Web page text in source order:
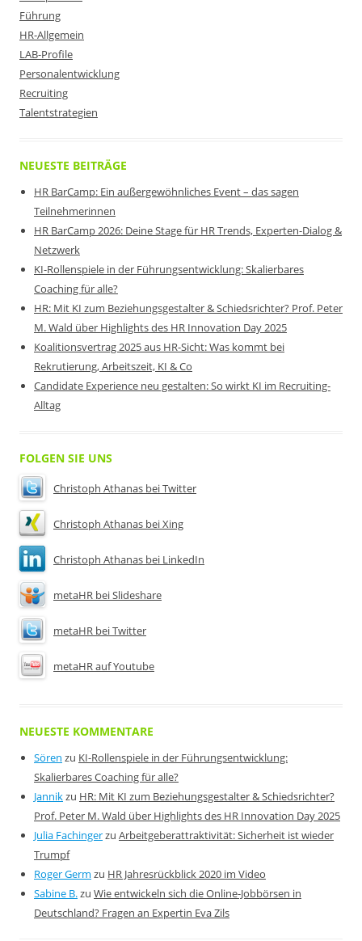
Führung
HR-Allgemein
LAB-Profile
Personalentwicklung
Recruiting
Talentstrategien
NEUESTE BEITRÄGE
HR BarCamp: Ein außergewöhnliches Event – das sagen
Teilnehmerinnen
HR BarCamp 2026: Deine Stage für HR Trends, Experten-Dialog &
Netzwerk
KI-Rollenspiele in der Führungsentwicklung: Skalierbares
Coaching für alle?
HR: Mit KI zum Beziehungsgestalter & Schiedsrichter? Prof. Peter
M. Wald über Highlights des HR Innovation Day 2025
Koalitionsvertrag 2025 aus HR-Sicht: Was kommt bei
Rekrutierung, Arbeitszeit, KI & Co
Candidate Experience neu gestalten: So wirkt KI im Recruiting-
Alltag
FOLGEN SIE UNS
Christoph Athanas bei Twitter
Christoph Athanas bei Xing
Christoph Athanas bei LinkedIn
metaHR bei Slideshare
metaHR bei Twitter
metaHR auf Youtube
NEUESTE KOMMENTARE
Sören zu KI-Rollenspiele in der Führungsentwicklung:
Skalierbares Coaching für alle?
Jannikzu HR: Mit KI zum Beziehungsgestalter & Schiedsrichter?
Prof. Peter M. Wald über Highlights des HR Innovation Day 2025
Julia Fachingerzu Arbeitgeberattraktivität: Sicherheit ist wieder
Trumpf
Roger Germ zu HR Jahresrückblick 2020 im Video
Sabine B.zu Wie entwickeln sich die Online-Jobbörsen in
Deutschland? Fragen an Expertin Eva Zils